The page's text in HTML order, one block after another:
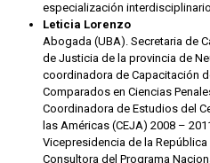
especialización
Leticia Lorenzo
Abogada (UBA). Secretaria de
de Justicia de la provincia de
coordinadora de Capacitación
Comparados en Ciencias
Coordinadora de Estudios del
las Américas (CEJA) 2008 –
Vicepresidencia de la República
Consultora del Programa